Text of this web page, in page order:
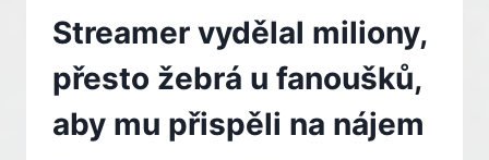
Streamer vydělal miliony,
přesto žebrá u fanoušků,
aby mu přispěli na nájem